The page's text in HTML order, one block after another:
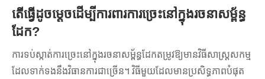
តើធ្វើដូចម្តេចដើម្បីការពារការច្រេះនៅក្នុងរចនាសម្ព័ន្ធ
ដែក?
ការទប់ស្កាត់ការច្រេះនៅក្នុងរចនាសម្ព័ន្ធដែកតម្រូវឱ្យមានវិធីសាស្រ្តសកម្ម
ដែលទាក់ទងនឹងវិធានការជាច្រើន។ វិធីមួយដែលមានប្រសិទ្ធភាពបំផុត